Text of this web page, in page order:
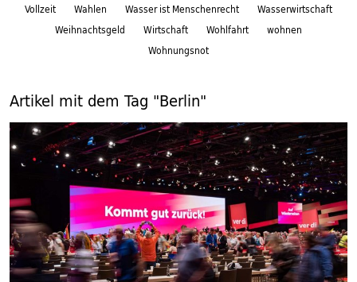
Vollzeit
Wahlen Wasser ist Menschenrecht
Wasserwirtschaft
Weihnachtsgeld
Wirtschaft Wohlfahrt
wohnen
Wohnungsnot
Artikel mit dem Tag "Berlin"